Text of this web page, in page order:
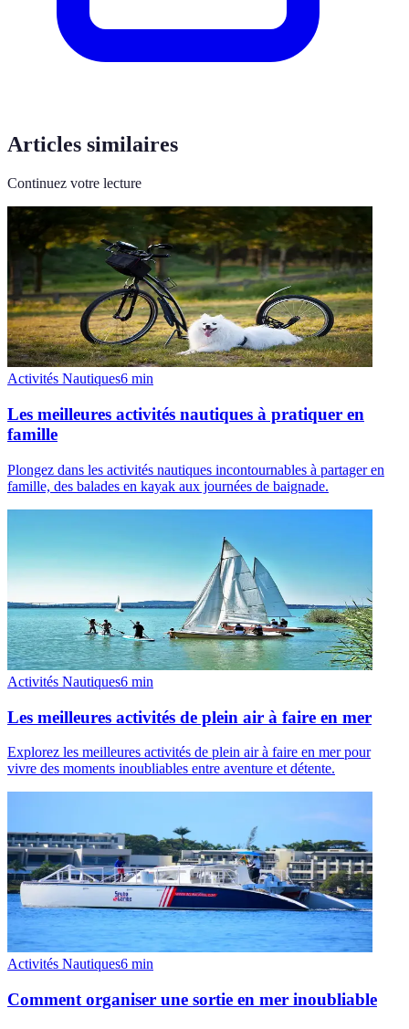
Articles similaires
Continuez votre lecture
Activités Nautiques6 min
Les meilleures activités nautiques à pratiquer en
famille
Plongez dans les activités nautiques incontournables à partager en
famille, des balades en kayak aux journées de baignade.
Activités Nautiques6 min
Les meilleures activités de plein air à faire en mer
Explorez les meilleures activités de plein air à faire en mer pour
vivre des moments inoubliables entre aventure et détente.
Activités Nautiques6 min
Comment organiser une sortie en mer inoubliable